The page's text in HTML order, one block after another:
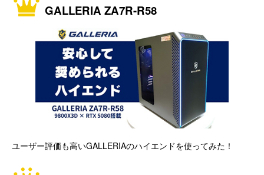
GALLERIA ZA7R-R58
ユーザー評価も高いGALLERIAのハイエンドを使ってみた！